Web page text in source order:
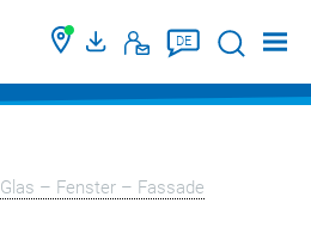
DE Suche
Glas – Fenster – Fassade